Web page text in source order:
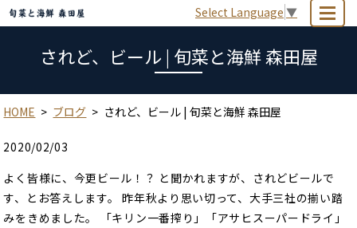
Select Language ▼
されど、ビール | 旬菜と海鮮 森田屋
HOME ブログ されど、ビール | 旬菜と海鮮 森田屋
2020/02/03
よく皆様に、今更ビール！？ と聞かれますが、されどビールで
す、とお答えします。 昨年秋より思い切って、大手三社の揃い踏
みをきめました。 「キリン一番搾り」「アサヒスーパードライ」